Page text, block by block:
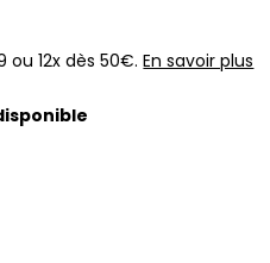
ou 12x dès 50€.En savoir plus